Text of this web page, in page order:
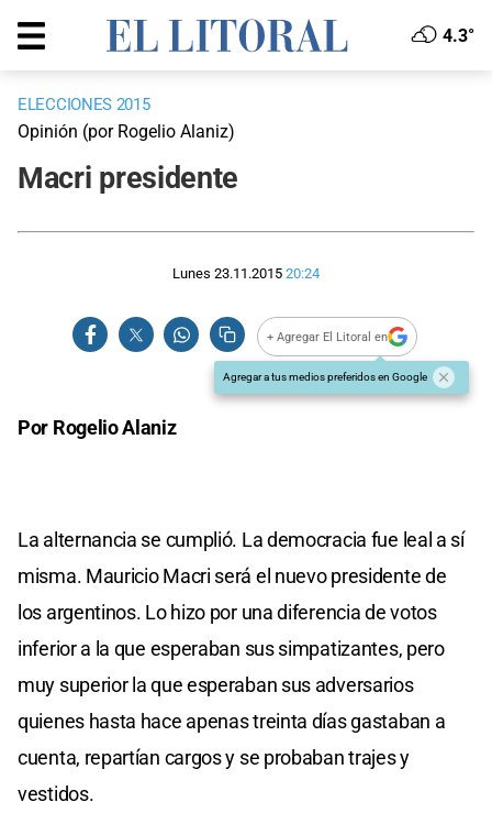
4.3°
ELECCIONES 2015
Opinión (por Rogelio Alaniz)
Macri presidente
Lunes 23.11.2015 20:24
+ Agregar El Litoral en
Agregar a tus medios preferidos en Google
Por Rogelio Alaniz
La alternancia se cumplió. La democracia fue leal a sí
misma. Mauricio Macri será el nuevo presidente de
los argentinos. Lo hizo por una diferencia de votos
inferior a la que esperaban sus simpatizantes, pero
muy superior la que esperaban sus adversarios
quienes hasta hace apenas treinta días gastaban a
cuenta, repartían cargos y se probaban trajes y
vestidos.